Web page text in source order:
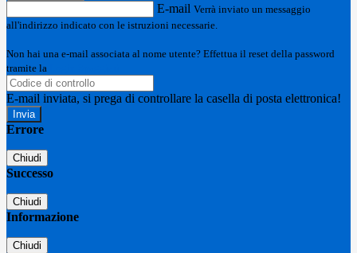
E-mail Verrà inviato un messaggio
all'indirizzo indicato con le istruzioni necessarie.
Non hai una e-mail associata al nome utente? Effettua il reset della password
tramite la
E-mail inviata, si prega di controllare la casella di posta elettronica!
Errore
Chiudi
Successo
Chiudi
Informazione
Chiudi